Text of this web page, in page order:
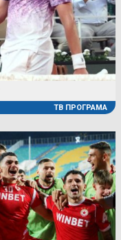
ТВ ПРОГРАМА